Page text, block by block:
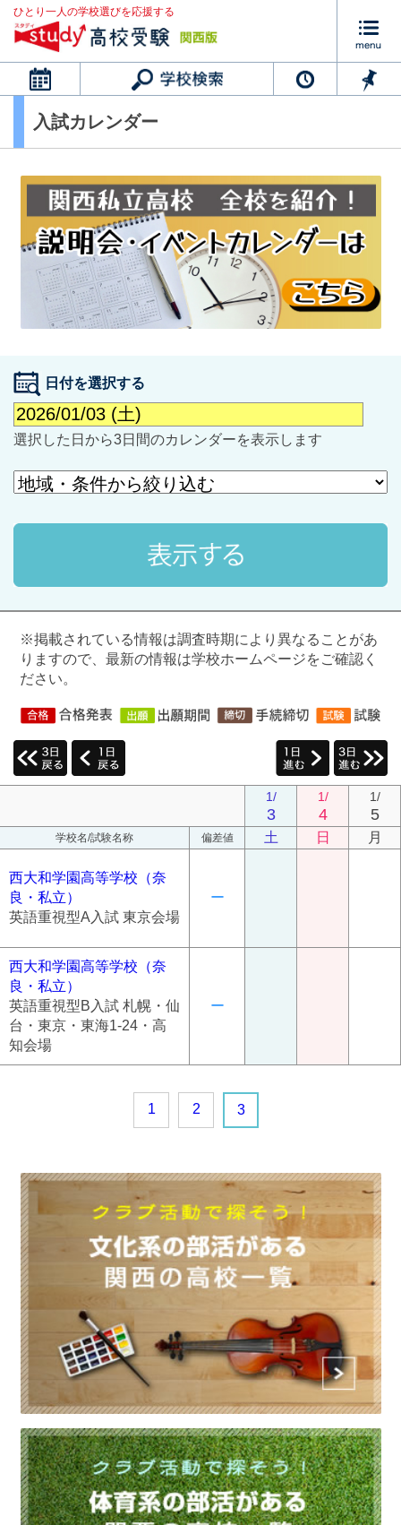
ひとり一人の学校選びを応援する
カレンダー
最近見た学校
学校閲覧履歴はありません
ブックマークした学校
ブックマークした学校はありません
入試カレンダー
日付を選択する
選択した日から3日間のカレンダーを表示します
※掲載されている情報は調査時期により異なることがあ
りますので、最新の情報は学校ホームページをご確認く
ださい。
1/
3
1/
4
1/
5
学校名/試験名称 偏差値 土 日 月
西大和学園高等学校（奈
良・私立）
英語重視型A入試 東京会場
ー
西大和学園高等学校（奈
良・私立）
英語重視型B入試 札幌・仙
台・東京・東海1‐24・高
知会場
ー
1 2 3